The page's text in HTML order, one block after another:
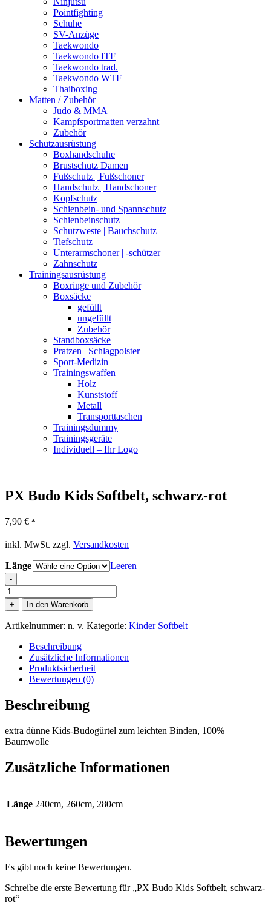
Pointfighting
Schuhe
SV-Anzüge
Taekwondo
Taekwondo ITF
Taekwondo trad.
Taekwondo WTF
Thaiboxing
Matten / Zubehör
Judo & MMA
Kampfsportmatten verzahnt
Zubehör
Schutzausrüstung
Boxhandschuhe
Brustschutz Damen
Fußschutz | Fußschoner
Handschutz | Handschoner
Kopfschutz
Schienbein- und Spannschutz
Schienbeinschutz
Schutzweste | Bauchschutz
Tiefschutz
Unterarmschoner | -schützer
Zahnschutz
Trainingsausrüstung
Boxringe und Zubehör
Boxsäcke
gefüllt
ungefüllt
Zubehör
Standboxsäcke
Pratzen | Schlagpolster
Sport-Medizin
Trainingswaffen
Holz
Kunststoff
Metall
Transporttaschen
Trainingsdummy
Trainingsgeräte
Individuell – Ihr Logo
PX Budo Kids Softbelt, schwarz-rot
7,90 € *
inkl. MwSt. zzgl. Versandkosten
Länge Leeren
-
PX
Budo
Kids
Softbelt,
Menge
+ In den Warenkorb
Artikelnummer: n. v. Kategorie: Kinder Softbelt
Beschreibung
Zusätzliche Informationen
Produktsicherheit
Bewertungen (0)
Beschreibung
extra dünne Kids-Budogürtel zum leichten Binden, 100%
Baumwolle
Zusätzliche Informationen
Länge 240cm, 260cm, 280cm
Bewertungen
Es gibt noch keine Bewertungen.
Schreibe die erste Bewertung für „PX Budo Kids Softbelt, schwarz-
rot“